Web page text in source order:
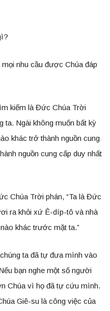
nhu cầu được Chúa đáp
kiếm là Đức Chúa Trời
ta. Ngài không muốn bất kỳ
khác trở thành nguồn cung
nguồn cung cấp duy nhất
Chúa Trời phán, “Ta là Đức
ra khỏi xứ Ê-díp-tô và nhà
khác trước mặt ta.”
ta đã tự đưa mình vào
bạn nghe một số người
Chúa vì họ đã tự cứu mình.
Giê-su là công việc của